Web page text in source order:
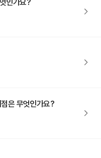
인가요?
은 무엇인가요?